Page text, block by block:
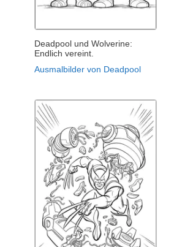
Deadpool und Wolverine:
Endlich vereint.
Ausmalbilder von Deadpool